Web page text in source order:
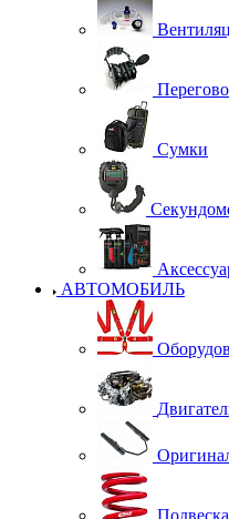
Сумки
АВТОМОБИЛЬ
Подвеска